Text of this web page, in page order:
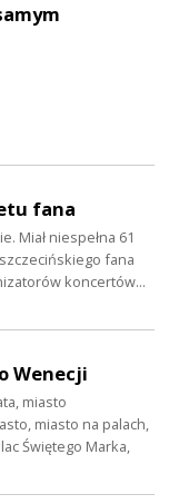
fana
Miał niespełna 61
fana
koncertów…
Wenecji
miasto
miasto na palach,
Świętego Marka,